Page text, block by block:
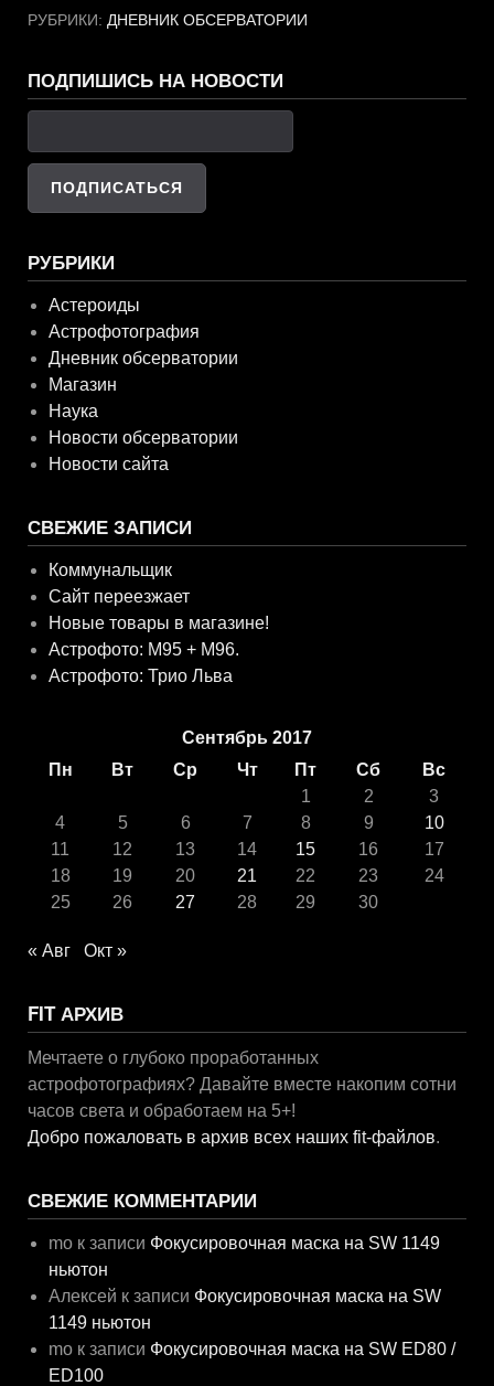
РУБРИКИ: ДНЕВНИК ОБСЕРВАТОРИИ
ПОДПИШИСЬ НА НОВОСТИ
РУБРИКИ
Астероиды
Астрофотография
Дневник обсерватории
Магазин
Наука
Новости обсерватории
Новости сайта
СВЕЖИЕ ЗАПИСИ
Коммунальщик
Сайт переезжает
Новые товары в магазине!
Астрофото: M95 + M96.
Астрофото: Трио Льва
Сентябрь 2017
Пн
Вт Ср Чт Пт Сб
Вс
1
2
3
4
5 6 7 8 9
10
11
12 13 14 15 16
17
18
19 20 21 22 23
24
25
26 27 28 29 30
« Авг Окт »
FIT АРХИВ
Мечтаете о глубоко проработанных
астрофотографиях? Давайте вместе накопим сотни
часов света и обработаем на 5+!
Добро пожаловать в архив всех наших fit-файлов.
СВЕЖИЕ КОММЕНТАРИИ
mo к записи Фокусировочная маска на SW 1149
ньютон
Алексей к записи Фокусировочная маска на SW
1149 ньютон
mo к записи Фокусировочная маска на SW ED80 /
ED100